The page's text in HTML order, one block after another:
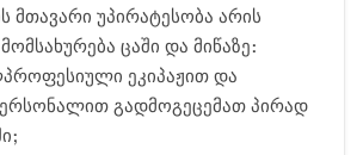
მთავარი უპირატესობა არის
ცაში და მიწაზე:
ეკიპაჟით და
გადმოგეცემათ პირად